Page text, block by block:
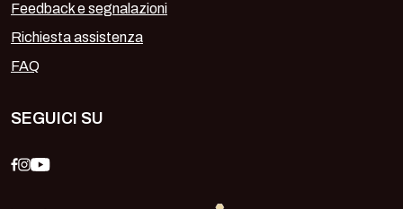
Feedback e segnalazioni
Richiesta assistenza
FAQ
SEGUICI SU